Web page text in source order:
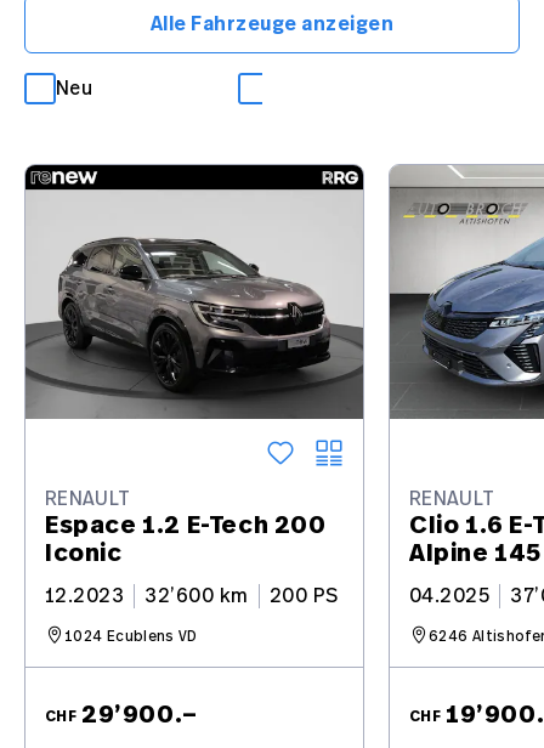
Alle Fahrzeuge anzeigen
Neu
RENAULT
Espace 1.2 E-Tech 200
Iconic
12.2023 32’600 km 200 PS
1024 Ecublens VD
CHF 29’900.–
RENAULT
Clio 1.6
Alpine
04.2025
6246
CHF